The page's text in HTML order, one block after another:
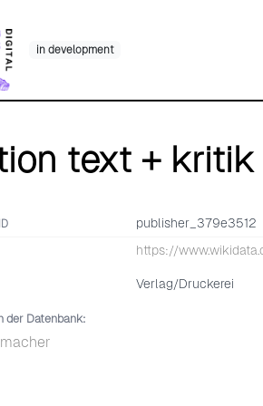
in development
text + kritik
publisher_379e3512
https://
Verlag/Druckerei
der Datenbank: